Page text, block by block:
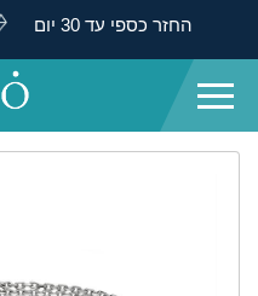
החזר כספי עד 30 יום